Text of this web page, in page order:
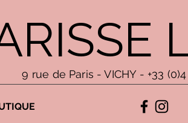
9 rue de Paris - VICHY - +33